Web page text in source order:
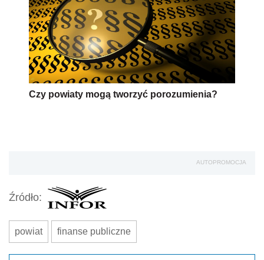
Czy powiaty mogą tworzyć porozumienia?
AUTOPROMOCJA
Źródło:
powiat finanse publiczne